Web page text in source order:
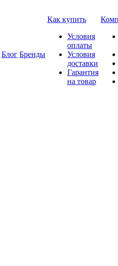
Блог Бренды
Как купить
Условия
оплаты
Условия
доставки
Гарантия
на товар